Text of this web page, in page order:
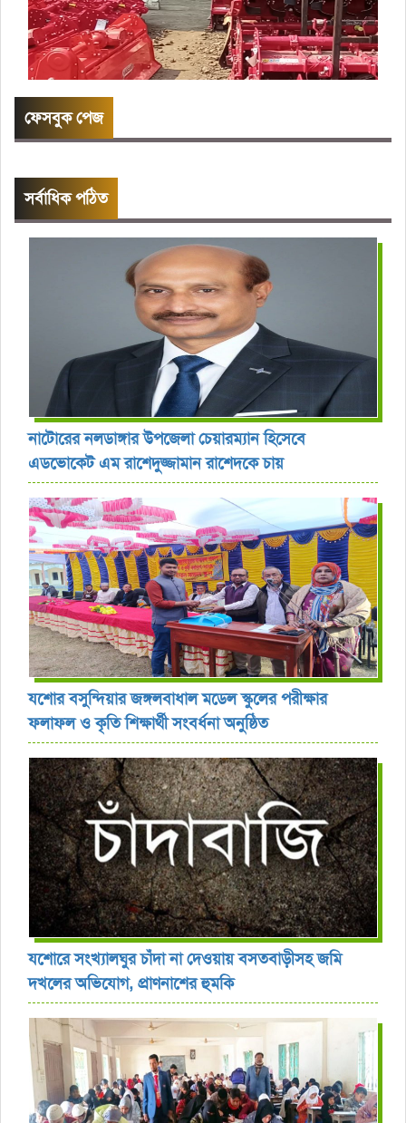
ফেসবুক পেজ
সর্বাধিক পঠিত
নাটোরের নলডাঙ্গার উপজেলা চেয়ারম্যান হিসেবে
এডভোকেট এম রাশেদুজ্জামান রাশেদকে চায়
যশোর বসুন্দিয়ার জঙ্গলবাধাল মডেল স্কুলের পরীক্ষার
ফলাফল ও কৃতি শিক্ষার্থী সংবর্ধনা অনুষ্ঠিত
যশোরে সংখ্যালঘুর চাঁদা না দেওয়ায় বসতবাড়ীসহ জমি
দখলের অভিযোগ, প্রাণনাশের হুমকি